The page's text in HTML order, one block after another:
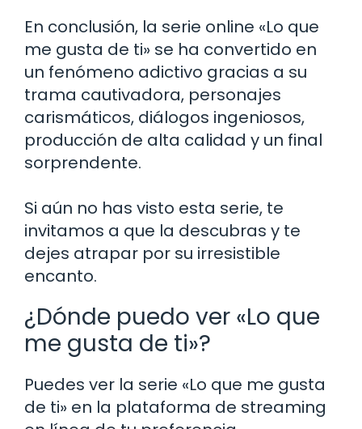
En conclusión, la serie online «Lo que
me gusta de ti» se ha convertido en
un fenómeno adictivo gracias a su
trama cautivadora, personajes
carismáticos, diálogos ingeniosos,
producción de alta calidad y un final
sorprendente.
Si aún no has visto esta serie, te
invitamos a que la descubras y te
dejes atrapar por su irresistible
encanto.
¿Dónde puedo ver «Lo que
me gusta de ti»?
Puedes ver la serie «Lo que me gusta
de ti» en la plataforma de streaming